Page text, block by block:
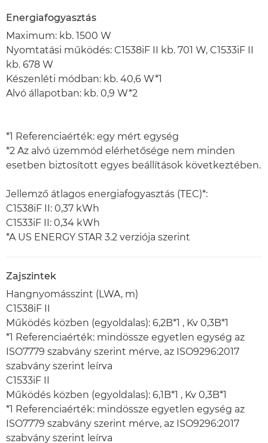
Energiafogyasztás
Maximum: kb. 1500 W
Nyomtatási működés: C1538iF II kb. 701 W, C1533iF II
kb. 678 W
Készenléti módban: kb. 40,6 W*1
Alvó állapotban: kb. 0,9 W*2
*1 Referenciaérték: egy mért egység
*2 Az alvó üzemmód elérhetősége nem minden
esetben biztosított egyes beállítások következtében.
Jellemző átlagos energiafogyasztás (TEC)*:
C1538iF II: 0,37 kWh
C1533iF II: 0,34 kWh
*A US ENERGY STAR 3.2 verziója szerint
Zajszintek
Hangnyomásszint (LWA, m)
C1538iF II
Működés közben (egyoldalas): 6,2B*1 , Kv 0,3B*1
*1 Referenciaérték: mindössze egyetlen egység az
ISO7779 szabvány szerint mérve, az ISO9296:2017
szabvány szerint leírva
C1533iF II
Működés közben (egyoldalas): 6,1B*1 , Kv 0,3B*1
*1 Referenciaérték: mindössze egyetlen egység az
ISO7779 szabvány szerint mérve, az ISO9296:2017
szabvány szerint leírva